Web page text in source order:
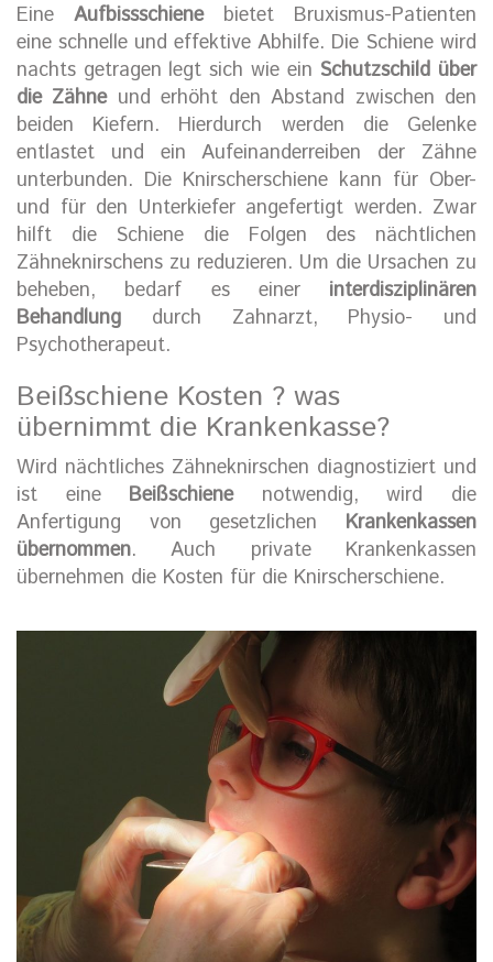
Eine Aufbissschienebietet Bruxismus-Patienten
eine schnelle und effektive Abhilfe. Die Schiene wird
nachts getragen legt sich wie ein Schutzschild über
die Zähneund erhöht den Abstand zwischen den
beiden Kiefern. Hierdurch werden die Gelenke
entlastet und ein Aufeinanderreiben der Zähne
unterbunden. Die Knirscherschiene kann für Ober-
und für den Unterkiefer angefertigt werden. Zwar
hilft die Schiene die Folgen des nächtlichen
Zähneknirschens zu reduzieren. Um die Ursachen zu
beheben, bedarf es einer interdisziplinären
Behandlung durch Zahnarzt, Physio- und
Psychotherapeut.
Beißschiene Kosten ? was
übernimmt die Krankenkasse?
Wird nächtliches Zähneknirschen diagnostiziert und
ist eine Beißschienenotwendig, wird die
Anfertigung von gesetzlichen Krankenkassen
übernommen. Auch private Krankenkassen
übernehmen die Kosten für die Knirscherschiene.